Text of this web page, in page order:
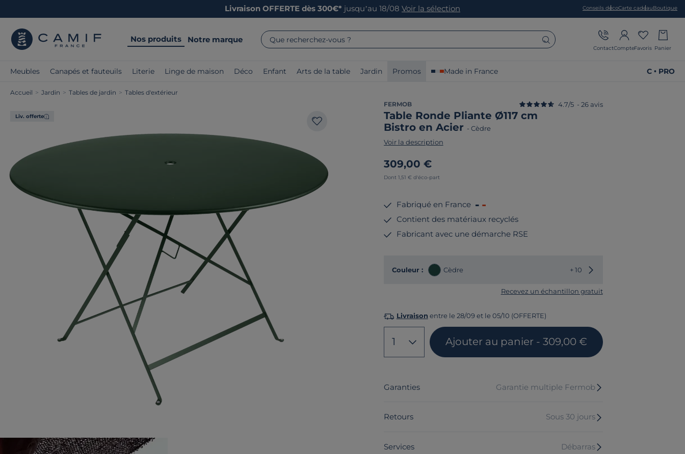
Livraison OFFERTE dès 300€* jusqu’au 18/08 Voir la sélection Conseils décoCarte cadeauBoutique
Nos produits Notre marque Que recherchez-vous ?
ContactCompteFavoris Panier
Meubles Canapés et fauteuils Literie Linge de maison Déco Enfant Arts de la table Jardin Promos Made in France C • PRO
Accueil > Jardin > Tables de jardin > Tables d'extérieur
Liv. offerte
FERMOB
Table Ronde Pliante Ø117 cm
Bistro en Acier - Cèdre
4.7/5 - 26 avis
Voir la description
309,00 €
Dont 1,51 € d'éco-part
Fabriqué en France
Contient des matériaux recyclés
Fabricant avec une démarche RSE
Couleur : Cèdre + 10 Choisir une autre couleur
Recevez un échantillon gratuit
Livraison entre le 28/09 et le 05/10 (OFFERTE)
1 Ajouter au panier - 309,00 €
Garanties Garantie multiple Fermob
Retours Sous 30 jours
Services Débarras